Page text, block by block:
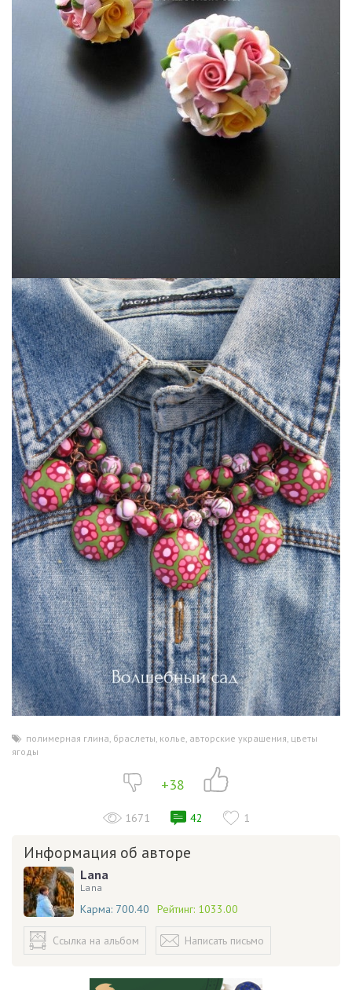
полимерная глина, браслеты, колье, авторские украшения, цветы
ягоды
+38
1671 42 1
Информация об авторе
Lana
Lana
Карма: 700.40 Рейтинг: 1033.00
Ссылка на альбом Написать письмо